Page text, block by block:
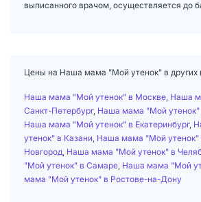
выписанного врачом, осуществляется до
Цены на Наша мама "Мой утенок" в других
Наша мама "Мой утенок" в Москве Наша
Санкт-Петербург, Наша мама "Мой утенок"
Наша мама "Мой утенок" в Екатеринбург,
утенок" в Казани Наша мама "Мой
Новгород Наша мама "Мой утенок" в
"Мой утенок" в Самаре Наша мама "Мой
мама "Мой утенок" в Ростове-на-Дону